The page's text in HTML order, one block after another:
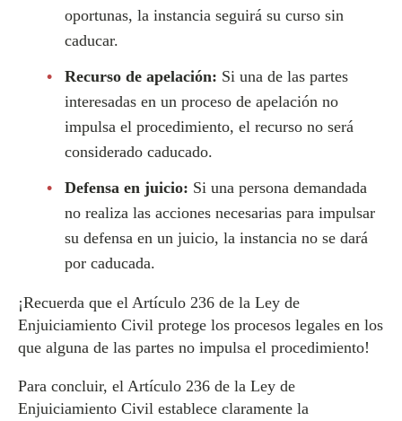
oportunas, la instancia seguirá su curso sin
caducar.
Recurso de apelación: Si una de las partes
interesadas en un proceso de apelación no
impulsa el procedimiento, el recurso no será
considerado caducado.
Defensa en juicio: Si una persona demandada
no realiza las acciones necesarias para impulsar
su defensa en un juicio, la instancia no se dará
por caducada.
¡Recuerda que el Artículo 236 de la Ley de
Enjuiciamiento Civil protege los procesos legales en los
que alguna de las partes no impulsa el procedimiento!
Para concluir, el Artículo 236 de la Ley de
Enjuiciamiento Civil establece claramente la